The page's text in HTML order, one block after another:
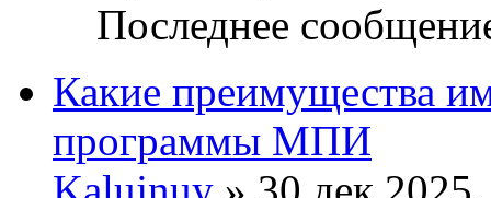
Последнее
Какие преимущества
программы МПИ